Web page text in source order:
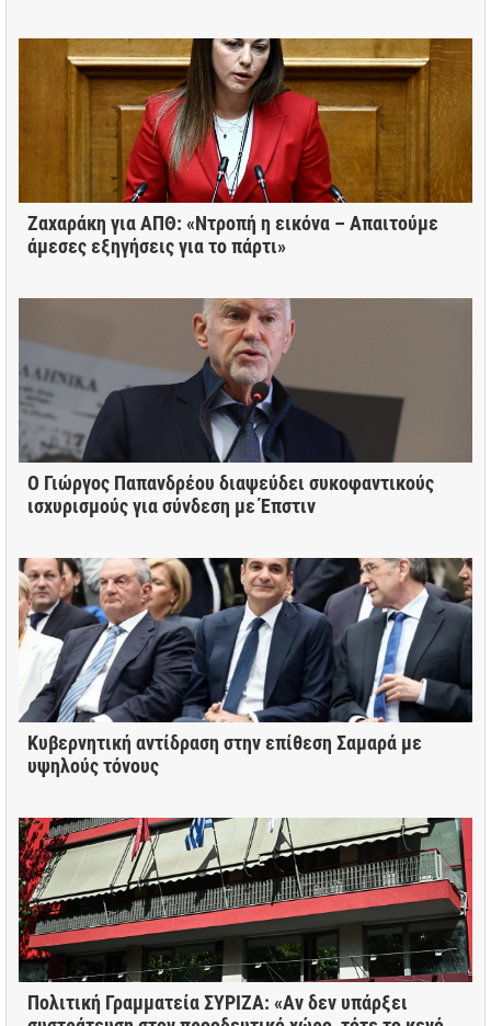
Ζαχαράκη για ΑΠΘ: «Ντροπή η εικόνα – Απαιτούμε
άμεσες εξηγήσεις για το πάρτι»
Ο Γιώργος Παπανδρέου διαψεύδει συκοφαντικούς
ισχυρισμούς για σύνδεση με Έπστιν
Κυβερνητική αντίδραση στην επίθεση Σαμαρά με
υψηλούς τόνους
Πολιτική Γραμματεία ΣΥΡΙΖΑ: «Αν δεν υπάρξει